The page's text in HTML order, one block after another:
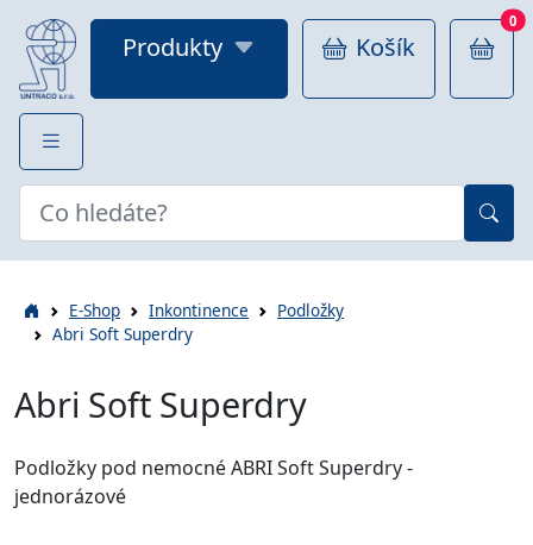
Produkty Košík
0
E-Shop Inkontinence
Podložky
Abri Soft Superdry
Abri Soft Superdry
Podložky pod nemocné ABRI Soft Superdry -
jednorázové